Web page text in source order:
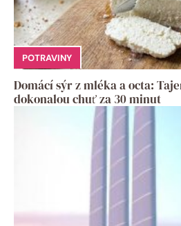
POTRAVINY
Domácí sýr z mléka a octa:
dokonalou chuť za 30 minut